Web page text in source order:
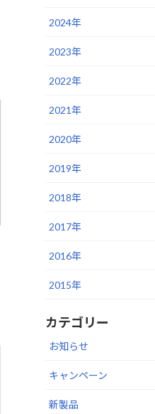
2024年
2023年
2022年
2021年
2020年
2019年
2018年
2017年
2016年
2015年
カテゴリー
お知らせ
キャンペーン
新製品